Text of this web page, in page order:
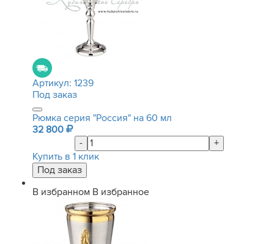
Артикул: 1239
Под заказ
Рюмка серия "Россия" на 60 мл
32 800
-
+
Купить в 1 клик
В избранном В избранное